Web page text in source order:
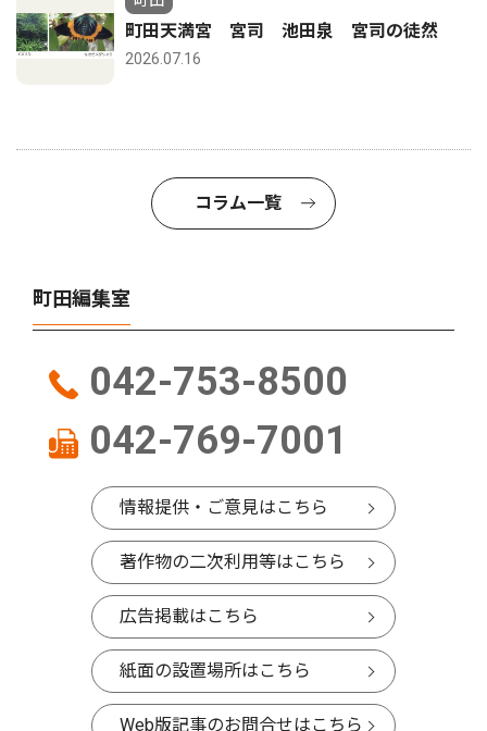
町田天満宮 宮司 池田泉 宮司の徒然
2026.07.16
コラム一覧
町田編集室
042-753-8500
042-769-7001
情報提供・ご意見はこちら
著作物の二次利用等はこちら
広告掲載はこちら
紙面の設置場所はこちら
Web版記事のお問合せはこちら